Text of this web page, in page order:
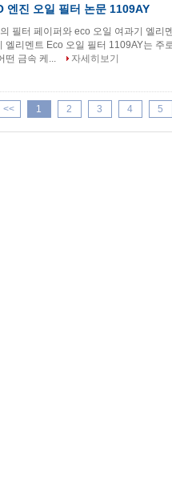
엔진 오일 필터 논문 1109AY
필터 페이퍼와 eco 오일 여과기 엘리
엘리멘트 Eco 오일 필터 1109AY는 주
떤 금속 케...
자세히보기
<< 1 2 3 4 5